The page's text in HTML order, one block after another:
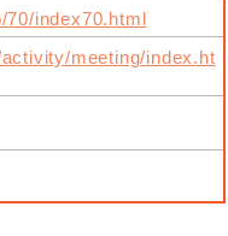
70/index70.html
meeting/index.ht